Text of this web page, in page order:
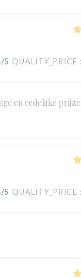
/5 QUALITY_PRICE
en redelijke
/5 QUALITY_PRICE